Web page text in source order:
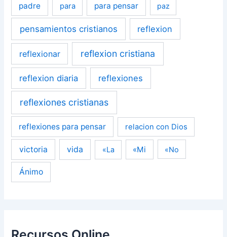
padre para para pensar paz
pensamientos cristianos reflexion
reflexionar reflexion cristiana
reflexion diaria reflexiones
reflexiones cristianas
reflexiones para pensar relacion con Dios
victoria vida «La «Mi «No
Ánimo